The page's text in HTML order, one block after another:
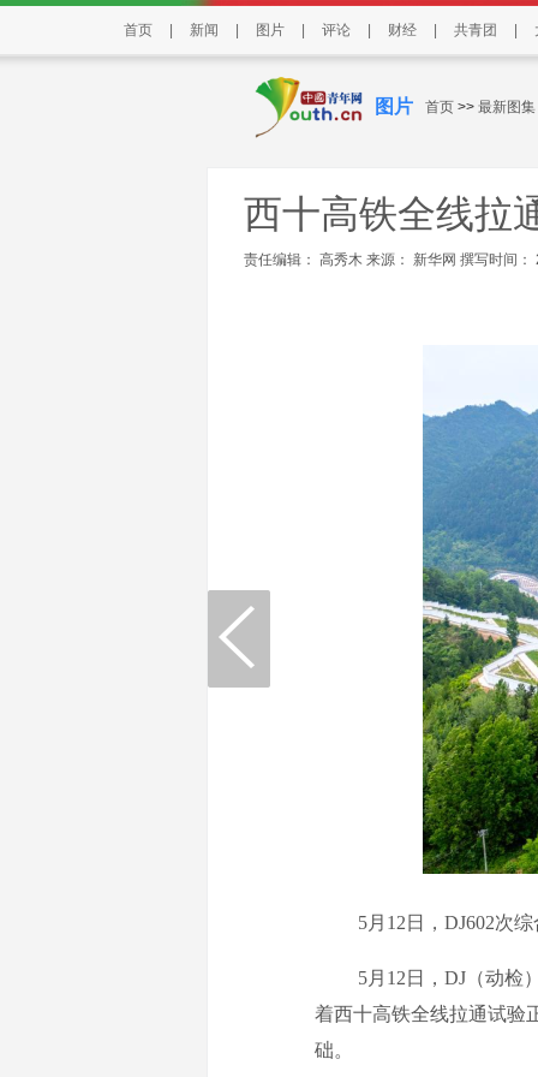
首页 新闻 图片 评论 财经 共青团
图片 首页 >> 最新图集
西十高铁全线拉
责任编辑： 高秀木 来源： 新华网 撰写时间：
5月12日，DJ602次综
5月12日，DJ（动检）
着西十高铁全线拉通试验
础。